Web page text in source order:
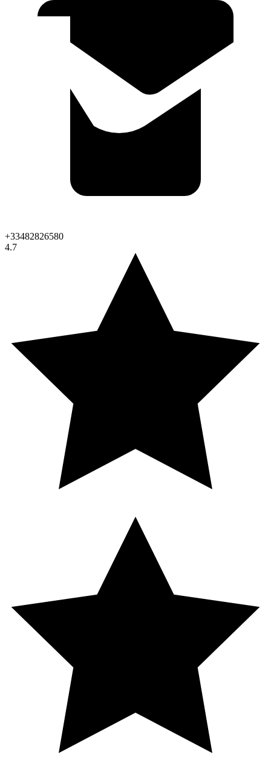
+33482826580
4.7